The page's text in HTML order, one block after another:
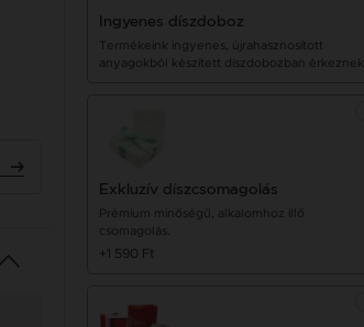
Ingyenes díszdoboz
Termékeink ingyenes, újrahasznosított
anyagokból készített díszdobozban érkeznek
Exkluzív díszcsomagolás
Prémium minőségű, alkalomhoz illő
csomagolás.
+1 590 Ft